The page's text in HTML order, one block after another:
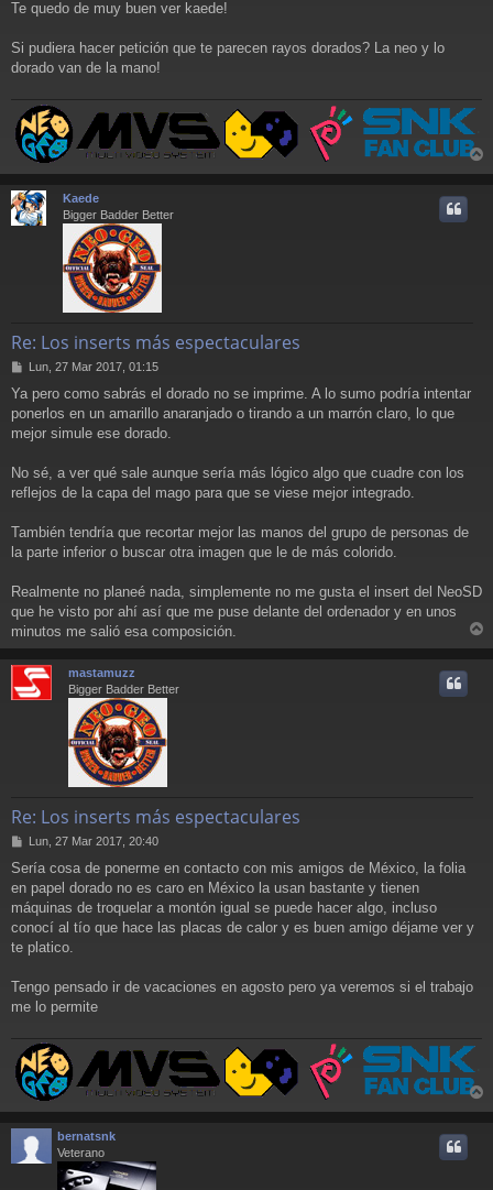
n
a
j
Te quedo de muy buen ver kaede!
Si pudiera hacer petición que te parecen rayos dorados? La neo y lo
dorado van de la mano!
r
Kaede
Bigger Badder Better
Re: Los inserts más espectaculares
M
n
s
a
Lun, 27 Mar 2017, 01:15
Ya pero como sabrás el dorado no se imprime. A lo sumo podría intentar
ponerlos en un amarillo anaranjado o tirando a un marrón claro, lo que
mejor simule ese dorado.
No sé, a ver qué sale aunque sería más lógico algo que cuadre con los
reflejos de la capa del mago para que se viese mejor integrado.
También tendría que recortar mejor las manos del grupo de personas de
la parte inferior o buscar otra imagen que le de más colorido.
Realmente no planeé nada, simplemente no me gusta el insert del NeoSD
que he visto por ahí así que me puse delante del ordenador y en unos
minutos me salió esa composición.
r
mastamuzz
Bigger Badder Better
Re: Los inserts más espectaculares
M
n
s
a
j
Lun, 27 Mar 2017, 20:40
Sería cosa de ponerme en contacto con mis amigos de México, la folia
en papel dorado no es caro en México la usan bastante y tienen
máquinas de troquelar a montón igual se puede hacer algo, incluso
conocí al tío que hace las placas de calor y es buen amigo déjame ver y
te platico.
Tengo pensado ir de vacaciones en agosto pero ya veremos si el trabajo
me lo permite
r
bernatsnk
Veterano